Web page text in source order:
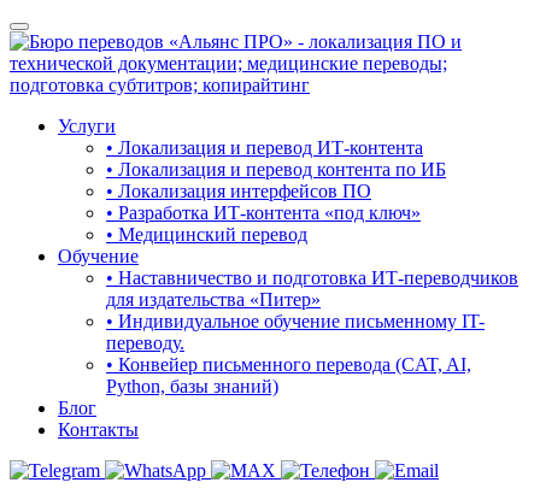
Услуги
• Локализация и перевод ИТ-контента
• Локализация и перевод контента по ИБ
• Локализация интерфейсов ПО
• Разработка ИТ-контента «под ключ»
• Медицинский перевод
Обучение
• Наставничество и подготовка ИТ-переводчиков
для издательства «Питер»
• Индивидуальное обучение письменному IT-
переводу.
• Конвейер письменного перевода (CAT, AI,
Python, базы знаний)
Блог
Контакты